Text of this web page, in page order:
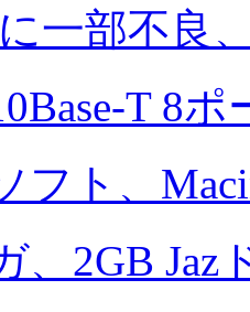
一部不良
T 8
フト、
、2GB